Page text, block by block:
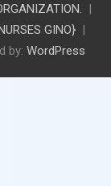
GINO}
by: WordPress